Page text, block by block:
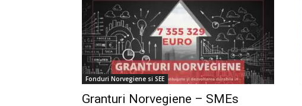
Fonduri Norvegiene si SEE
Granturi Norvegiene – SMEs